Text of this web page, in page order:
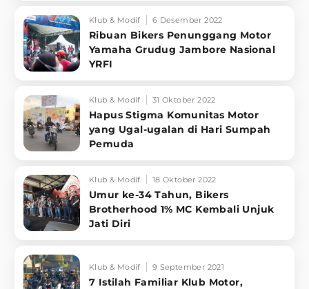
Klub & Modif 6 Desember 2022
Ribuan Bikers Penunggang Motor
Yamaha Grudug Jambore Nasional
YRFI
Klub & Modif 31 Oktober 2022
Hapus Stigma Komunitas Motor
yang Ugal-ugalan di Hari Sumpah
Pemuda
Klub & Modif 18 Oktober 2022
Umur ke-34 Tahun, Bikers
Brotherhood 1% MC Kembali Unjuk
Jati Diri
Klub & Modif 9 September 2021
7 Istilah Familiar Klub Motor,